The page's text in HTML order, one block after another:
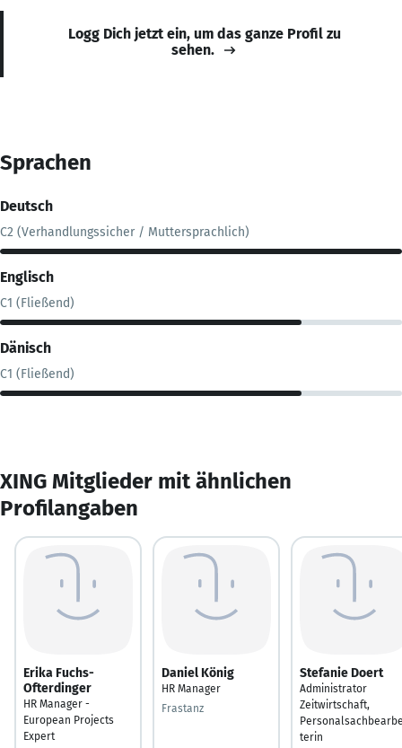
Logg Dich jetzt ein, um das ganze Profil zu
sehen.
Sprachen
Deutsch
C2 (Verhandlungssicher / Muttersprachlich)
Englisch
C1 (Fließend)
Dänisch
C1 (Fließend)
XING Mitglieder mit ähnlichen
Profilangaben
Erika Fuchs-
Ofterdinger
HR Manager -
European Projects
Expert
Daniel König
HR Manager
Frastanz
Stefanie Doert
Administrator
Zeitwirtschaft,
terin